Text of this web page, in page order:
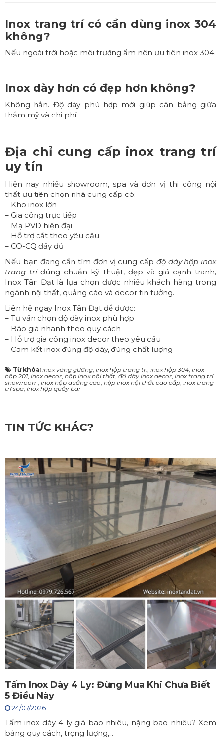
Inox trang trí có cần dùng inox 304
không?
Nếu ngoài trời hoặc môi trường ẩm nên ưu tiên inox 304.
Inox dày hơn có đẹp hơn không?
Không hẳn. Độ dày phù hợp mới giúp cân bằng giữa
thẩm mỹ và chi phí.
Địa chỉ cung cấp inox trang trí
uy tín
Hiện nay nhiều showroom, spa và đơn vị thi công nội
thất ưu tiên chọn nhà cung cấp có:
– Kho inox lớn
– Gia công trực tiếp
– Mạ PVD hiện đại
– Hỗ trợ cắt theo yêu cầu
– CO-CQ đầy đủ
Nếu bạn đang cần tìm đơn vị cung cấp độ dày hộp inox
trang tríđúng chuẩn kỹ thuật, đẹp và giá cạnh tranh,
Inox Tân Đạt là lựa chọn được nhiều khách hàng trong
ngành nội thất, quảng cáo và decor tin tưởng.
Liên hệ ngay Inox Tân Đạt để được:
– Tư vấn chọn độ dày inox phù hợp
– Báo giá nhanh theo quy cách
– Hỗ trợ gia công inox decor theo yêu cầu
– Cam kết inox đúng độ dày, đúng chất lượng
Từ khóa: inox vàng gương inox hộp trang trí, inox hộp 304 inox
hộp 201 inox decor hộp inox nội thất độ dày inox decor inox trang trí
showroom inox hộp quảng cáo hộp inox nội thất cao cấp inox trang
trí spa inox hộp quầy bar
TIN TỨC KHÁC?
Tấm Inox Dày 4 Ly: Đừng Mua Khi Chưa Biết
5 Điều Này
24/07/2026
Tấm inox dày 4 ly giá bao nhiêu, nặng bao nhiêu? Xem
bảng quy cách, trọng lượng,...